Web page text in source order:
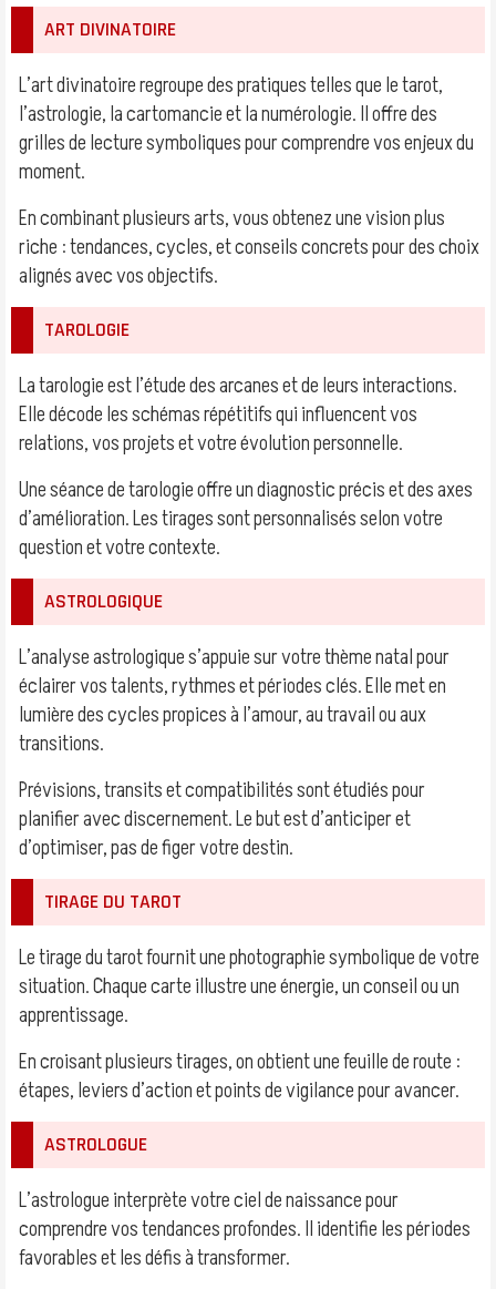
ART DIVINATOIRE
L’art divinatoire regroupe des pratiques telles que le tarot,
l’astrologie, la cartomancie et la numérologie. Il offre des
grilles de lecture symboliques pour comprendre vos enjeux du
moment.
En combinant plusieurs arts, vous obtenez une vision plus
riche : tendances, cycles, et conseils concrets pour des choix
alignés avec vos objectifs.
TAROLOGIE
La tarologie est l’étude des arcanes et de leurs interactions.
Elle décode les schémas répétitifs qui influencent vos
relations, vos projets et votre évolution personnelle.
Une séance de tarologie offre un diagnostic précis et des axes
d’amélioration. Les tirages sont personnalisés selon votre
question et votre contexte.
ASTROLOGIQUE
L’analyse astrologique s’appuie sur votre thème natal pour
éclairer vos talents, rythmes et périodes clés. Elle met en
lumière des cycles propices à l’amour, au travail ou aux
transitions.
Prévisions, transits et compatibilités sont étudiés pour
planifier avec discernement. Le but est d’anticiper et
d’optimiser, pas de figer votre destin.
TIRAGE DU TAROT
Le tirage du tarot fournit une photographie symbolique de votre
situation. Chaque carte illustre une énergie, un conseil ou un
apprentissage.
En croisant plusieurs tirages, on obtient une feuille de route :
étapes, leviers d’action et points de vigilance pour avancer.
ASTROLOGUE
L’astrologue interprète votre ciel de naissance pour
comprendre vos tendances profondes. Il identifie les périodes
favorables et les défis à transformer.